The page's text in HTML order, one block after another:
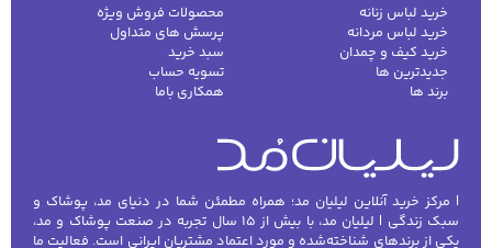
خرید لباس زنانه
خرید لباس مردانه
خرید کیف و چمدان
جدیدترین ها
برند ها
محصولات فروش ویژه
پرسش های متداول
سبد خرید
تسویه حساب
همکاری باما
| مرکز خرید آنلاین لیلیان مد؛ همراه مطمئن شما در دنیای مد، پوشاک و
سبک زندگی | لیلیان مد، با بیش از ۱۵ سال تجربه در صنعت پوشاک و مد،
یکی از برندهای شناخته‌شده و مورد اعتماد مشتریان ایرانی است. فعالیت ما